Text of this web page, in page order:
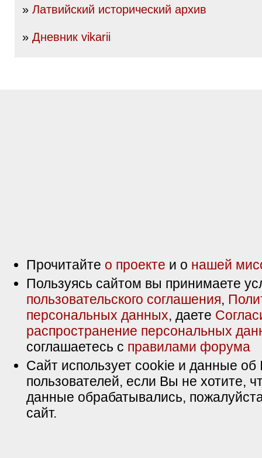
» Латвийский исторический архив
» Дневник vikarii
Прочитайте о проекте и о нашей
Пользуясь сайтом вы принимаете
пользовательского соглашения,
персональных данных, даете
распространение персональных
соглашаетесь с правилами форума
Сайт использует cookie и данные об
пользователей, если Вы не хотите,
данные обрабатывались,
сайт.